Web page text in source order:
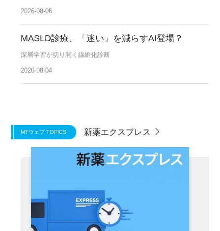
2026-08-06
MASLD診療、「迷い」を減らすAI登場？
深層学習が切り開く線維化診断
2026-08-04
MTウェブ TOPICS 新薬エクスプレス